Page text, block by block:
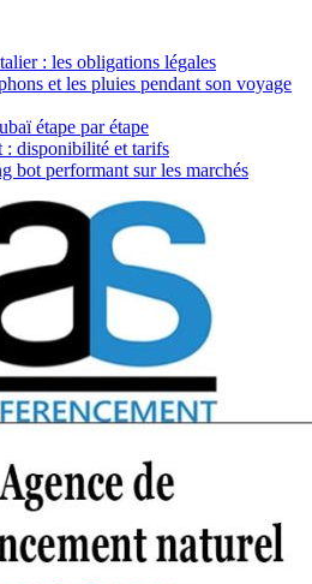
: les obligations légales
et les pluies pendant son voyage
étape par étape
: disponibilité et tarifs
bot performant sur les marchés